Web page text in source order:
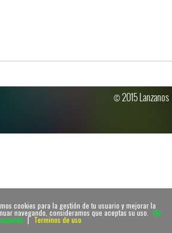
cookies para la gestión de tu usuario y mejorar la
navegando, consideramos que aceptas su uso. De
acuerdo | Terminos de uso
© 2015 Lanzanos